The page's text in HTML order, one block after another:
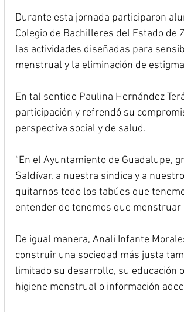
Durante esta jornada participaron
Colegio de Bachilleres del Estado de
las actividades diseñadas para
menstrual y la eliminación de
En tal sentido Paulina Hernández
participación y refrendó su
perspectiva social y de salud.
“En el Ayuntamiento de Guadalupe,
Saldívar, a nuestra sindica y a
quitarnos todo los tabúes que
entender de tenemos que menstruar
De igual manera, Analí Infante
construir una sociedad más justa
limitado su desarrollo, su educación
higiene menstrual o información